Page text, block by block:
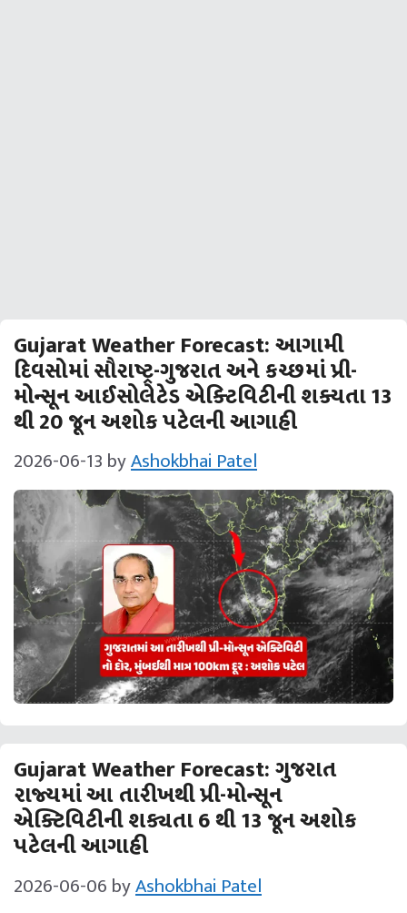
Gujarat Weather Forecast: આગામી
દિવસોમાં સૌરાષ્ટ્ર-ગુજરાત અને કચ્‍છમાં પ્રી-
મોન્‍સૂન આઈસોલેટેડ એક્‍ટિવિટીની શક્‍યતા 13
થી 20 જૂન અશોક પટેલની આગાહી
2026-06-13 byAshokbhai Patel
Gujarat Weather Forecast: ગુજરાત
રાજ્યમાં આ તારીખથી પ્રી-મોન્સૂન
એક્ટિવિટીની શક્યતા 6 થી 13 જૂન અશોક
પટેલની આગાહી
2026-06-06 byAshokbhai Patel